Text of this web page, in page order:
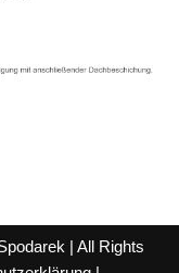
| All Rights